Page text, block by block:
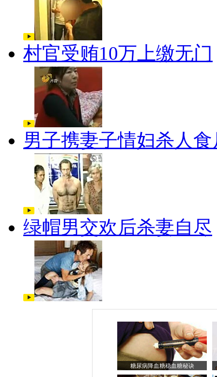
村官受贿10万上缴无门
男子携妻子情妇杀人食
绿帽男交欢后杀妻自尽
糖尿病降血糖稳血糖秘诀